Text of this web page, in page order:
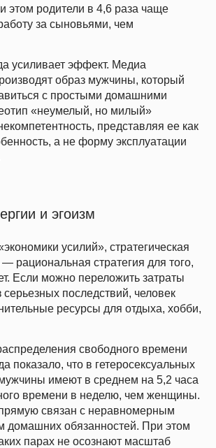
этом родители в 4,6 раза чаще
за сыновьями, чем
усиливает эффект. Медиа
образ мужчины, который
с простыми домашними
«неумелый, но милый»
представляя ее как
а не форму эксплуатации
и эгоизм
усилий», стратегическая
рациональная стратегия для того,
Если можно переложить затраты
серьезных последствий, человек
ресурсы для отдыха, хобби,
свободного времени
показало, что в гетеросексуальных
имеют в среднем на 5,2 часа
времени в неделю, чем женщины.
связан с неравномерным
домашних обязанностей. При этом
парах не осознают масштаб